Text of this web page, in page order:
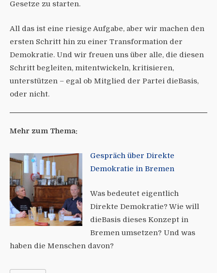
Gesetze zu starten.
All das ist eine riesige Aufgabe, aber wir machen den
ersten Schritt hin zu einer Transformation der
Demokratie. Und wir freuen uns über alle, die diesen
Schritt begleiten, mitentwickeln, kritisieren,
unterstützen – egal ob Mitglied der Partei dieBasis,
oder nicht.
Mehr zum Thema:
Gespräch über Direkte
Demokratie in Bremen
Was bedeutet eigentlich
Direkte Demokratie? Wie will
dieBasis dieses Konzept in
Bremen umsetzen? Und was
haben die Menschen davon?